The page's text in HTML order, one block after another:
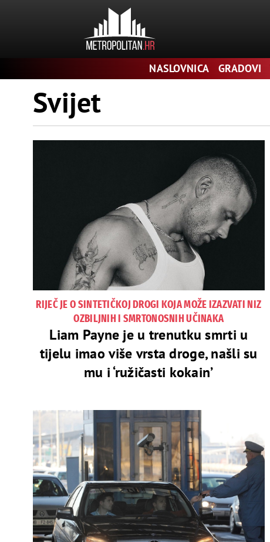
Pretraga
NASLOVNICA GRADOVI
Svijet
RIJEČ JE O SINTETIČKOJ DROGI KOJA MOŽE IZAZVATI NIZ
OZBILJNIH I SMRTONOSNIH UČINAKA
Liam Payne je u trenutku smrti u
tijelu imao više vrsta droge, našli su
mu i ‘ružičasti kokain’